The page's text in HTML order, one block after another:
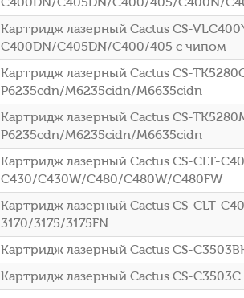
Картридж лазерный Cactus CS-
C400DN/C405DN/C400/405 с чипом
Картридж лазерный Cactus CS-
P6235cdn/M6235cidn/M6635cidn
Картридж лазерный Cactus CS-
P6235cdn/M6235cidn/M6635cidn
Картридж лазерный Cactus CS-CLT-
C430/C430W/C480/C480W/C480FW
Картридж лазерный Cactus CS-CLT-
3170/3175/3175FN
Картридж лазерный Cactus CS-
Картридж лазерный Cactus CS-C3503C